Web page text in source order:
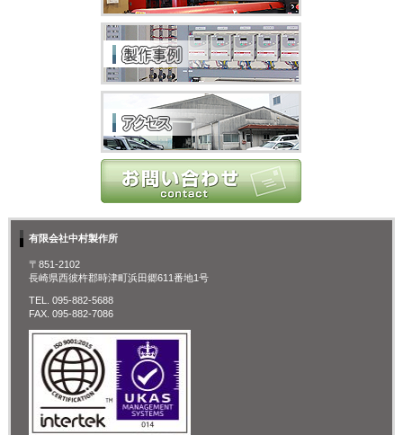
有限会社中村製作所
〒851-2102
長崎県西彼杵郡時津町浜田郷611番地1号
TEL. 095-882-5688
FAX. 095-882-7086